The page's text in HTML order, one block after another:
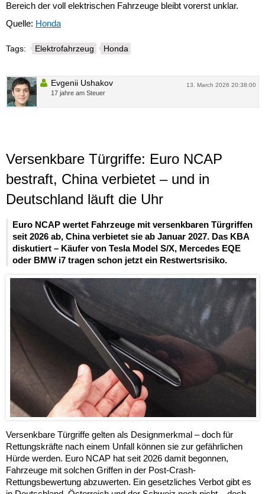
Bereich der voll elektrischen Fahrzeuge bleibt vorerst unklar.
Quelle: Honda
Tags: Elektrofahrzeug Honda
13. March 2026 20:38:00
Evgenii Ushakov
17 jahre am Steuer
Versenkbare Türgriffe: Euro NCAP
bestraft, China verbietet – und in
Deutschland läuft die Uhr
Euro NCAP wertet Fahrzeuge mit versenkbaren Türgriffen
seit 2026 ab, China verbietet sie ab Januar 2027. Das KBA
diskutiert – Käufer von Tesla Model S/X, Mercedes EQE
oder BMW i7 tragen schon jetzt ein Restwertsrisiko.
Versenkbare Türgriffe gelten als Designmerkmal – doch für
Rettungskräfte nach einem Unfall können sie zur gefährlichen
Hürde werden. Euro NCAP hat seit 2026 damit begonnen,
Fahrzeuge mit solchen Griffen in der Post-Crash-
Rettungsbewertung abzuwerten. Ein gesetzliches Verbot gibt es